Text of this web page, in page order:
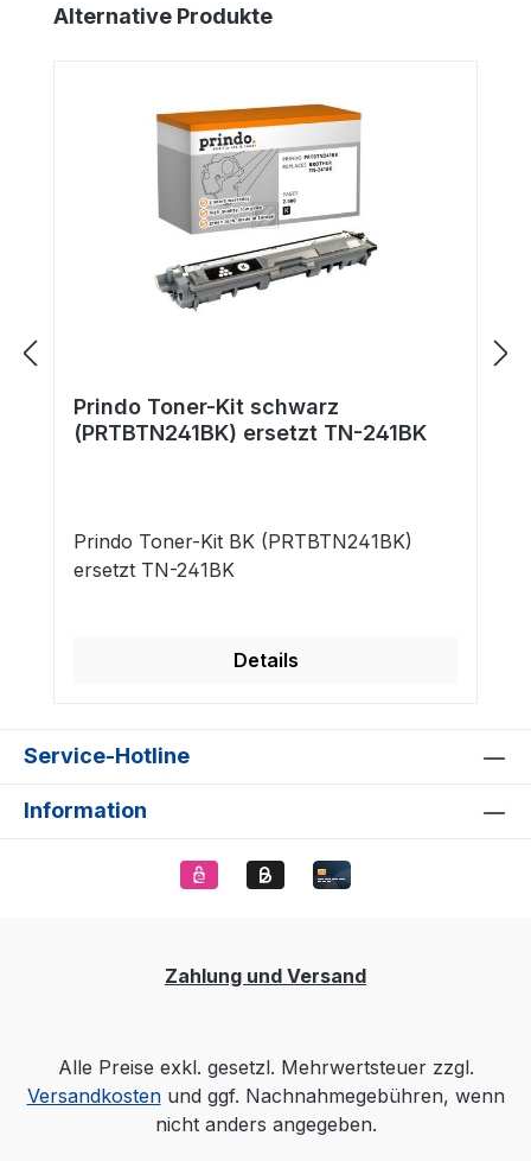
Produktgalerie überspringen
Alternative Produkte
Prindo Toner-Kit schwarz
(PRTBTN241BK) ersetzt TN-241BK
Prindo Toner-Kit BK (PRTBTN241BK)
ersetzt TN-241BK
Details
Service-Hotline
Information
Zahlung und Versand
Alle Preise exkl. gesetzl. Mehrwertsteuer zzgl.
Versandkostenund ggf. Nachnahmegebühren, wenn
nicht anders angegeben.